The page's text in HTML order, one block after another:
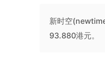
新时空
93.880港元。